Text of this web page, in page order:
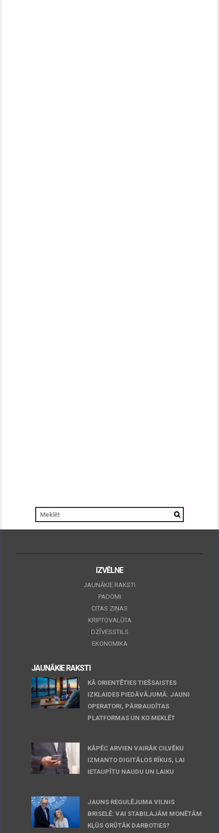
IZVĒLNE
JAUNĀKIE RAKSTI
PADOMI
CITAS ZIŅAS
KRIPTOVALŪTA
DZĪVESSTILS
EKONOMIKA
JAUNĀKIE RAKSTI
KĀ ORIENTĒTIES TIEŠSAISTES
IZKLAIDES PIEDĀVĀJUMĀ: JAUNI
OPERATORI, PĀRBAUDĪTAS
PLATFORMAS UN KO MEKLĒT
KĀPĒC ARVIEN VAIRĀK CILVĒKU
IZMANTO DIGITĀLOS RĪKUS, LAI
IETAUPĪTU NAUDU UN LAIKU
JAUNS REGULĒJUMA VILNIS
BRISELĒ: VAI STABILAJĀM MONĒTĀM
KĻŪS GRŪTĀK DARBOTIES?